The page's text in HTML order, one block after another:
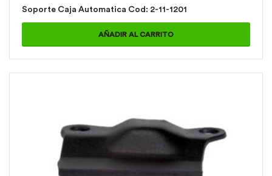
Soporte Caja Automatica Cod: 2-11-1201
AÑADIR AL CARRITO